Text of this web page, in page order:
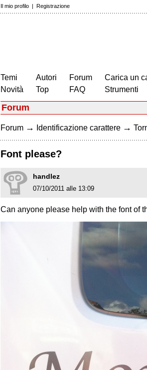
Il mio profilo | Registrazione
Temi
Novità
Autori
Top
Forum
FAQ
Carica un
Strumenti
Forum
Forum → Identificazione carattere →
Font please?
handlez
07/10/2011 alle 13:09
Can anyone please help with the font of